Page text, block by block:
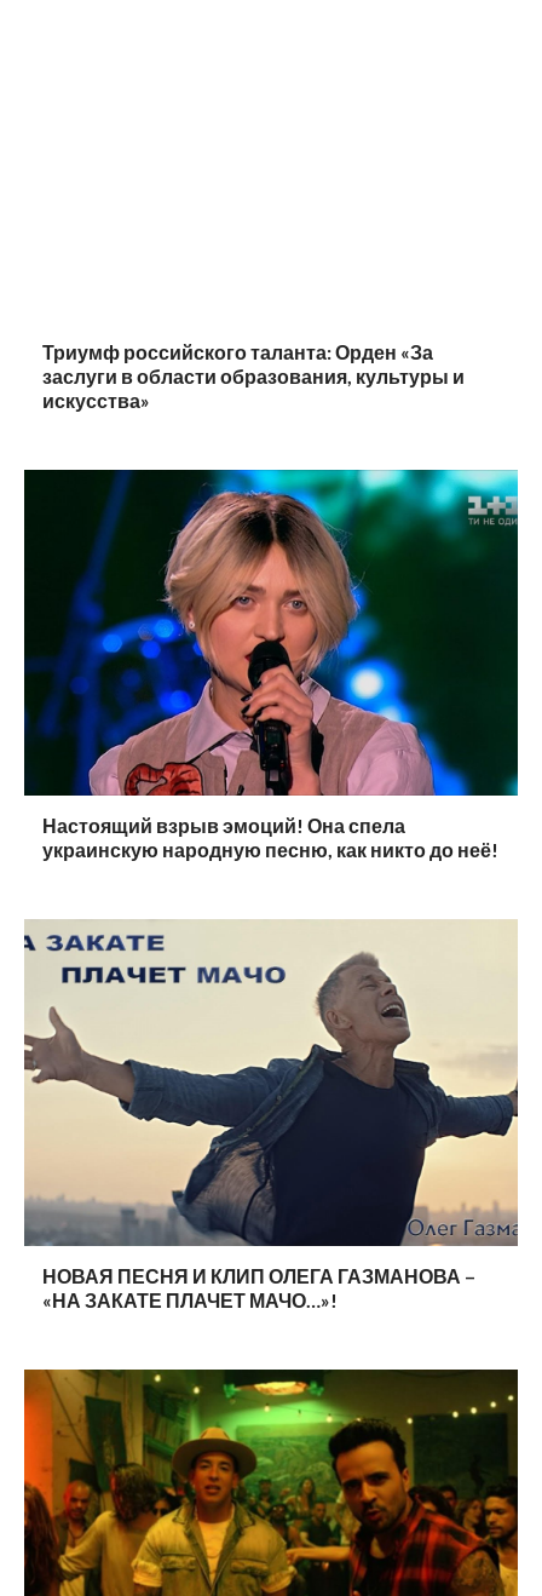
Триумф российского таланта: Орден «За
заслуги в области образования, культуры и
искусства»
Настоящий взрыв эмоций! Она спела
украинскую народную песню, как никто до неё!
НОВАЯ ПЕСНЯ И КЛИП ОЛЕГА ГАЗМАНОВА –
«НА ЗАКАТЕ ПЛАЧЕТ МАЧО…»!